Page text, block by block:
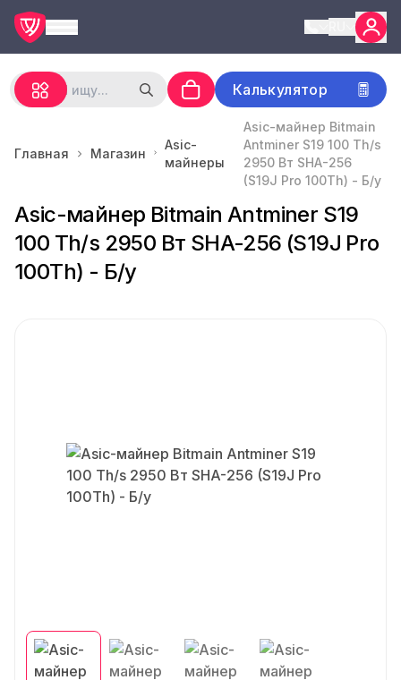
Калькулятор
Главная Магазин
Asic-
майнеры
Asic-майнер Bitmain
Antminer S19 100 Th/s
2950 Вт SHA-256
(S19J Pro 100Th) - Б/у
Asic-майнер Bitmain Antminer S19
100 Th/s 2950 Вт SHA-256 (S19J Pro
100Th) - Б/у